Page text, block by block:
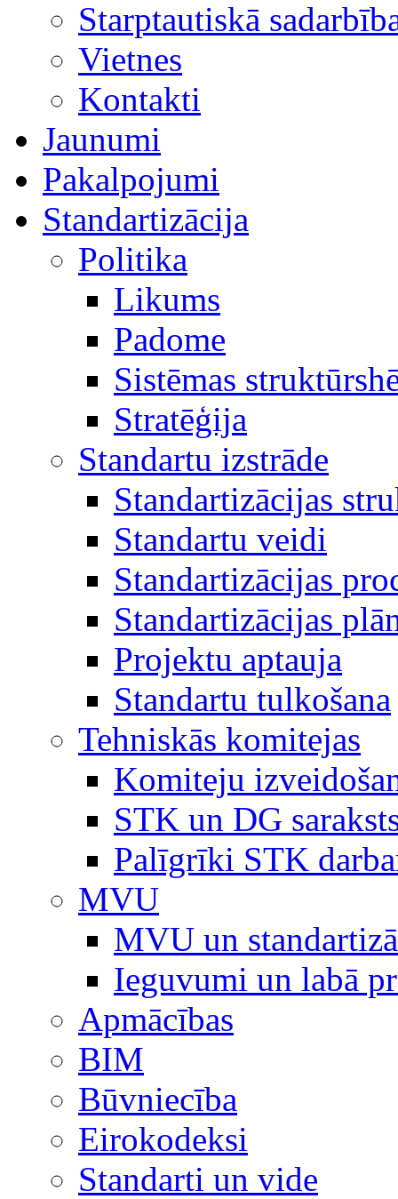
Starptautiskā
Vietnes
Kontakti
Jaunumi
Pakalpojumi
Standartizācija
Politika
Likums
Padome
Sistēmas
Stratēģija
Standartu izstrāde
Standartizācijas
Standartu veidi
Standartizācijas
Standartizācijas
Projektu aptauja
Standartu tulkošana
Tehniskās komitejas
Komiteju
STK un DG
Palīgrīki STK
MVU
MVU un
Ieguvumi un labā
Apmācības
BIM
Būvniecība
Eirokodeksi
Standarti un vide